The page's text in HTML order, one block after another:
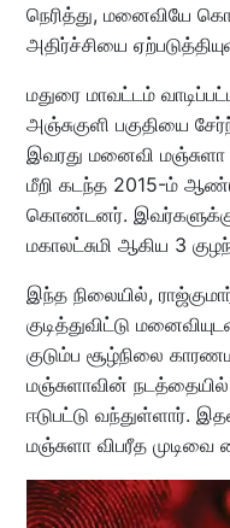
நெரித்து, மனைவியே
அதிர்ச்சியை
மதுரை மாவட்டம்
அஞ்சுகுளி பகுதியை
இவரது மனைவி
மீறி கடந்த 2015-ம்
கொண்டனர். இவர்களுக்கு
மகாலட்சுமி ஆகிய 3
இந்த நிலையில்,
குடித்துவிட்டு
குடும்ப சூழ்நிலை
மஞ்சுளாவின்
ஈடுபட்டு வந்துள்ளார்.
மஞ்சுளா விபரீத முடிவை